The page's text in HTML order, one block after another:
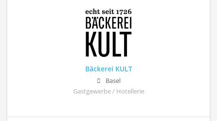
Bäckerei KULT
Basel
Gastgewerbe / Hotellerie